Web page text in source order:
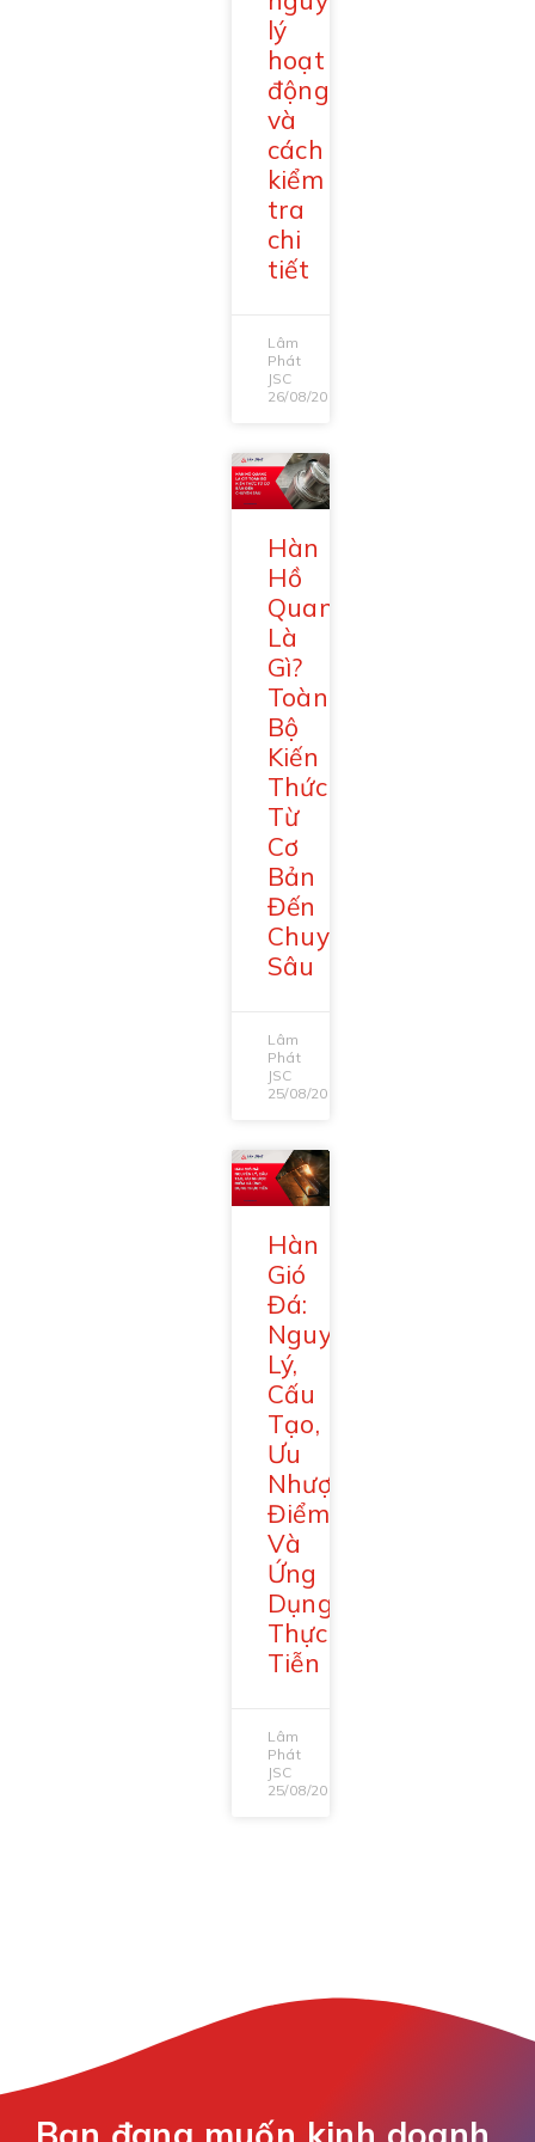
lý
hoạt
động
và
cách
kiểm
tra
chi
tiết
Lâm
Phát
JSC
26/08/2025
Hàn
Hồ
Quang
Là
Gì?
Toàn
Bộ
Kiến
Thức
Từ
Cơ
Bản
Đến
Chuyên
Sâu
Lâm
Phát
JSC
25/08/2025
Hàn
Gió
Đá:
Nguyên
Lý,
Cấu
Tạo,
Ưu
Nhược
Điểm
Và
Ứng
Dụng
Thực
Tiễn
Lâm
Phát
JSC
25/08/2025